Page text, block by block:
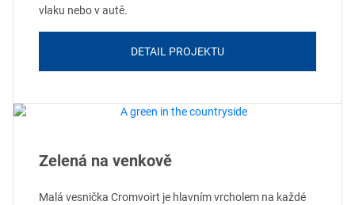
vlaku nebo v autě.
DETAIL PROJEKTU
Zelená na venkově
Malá vesnička Cromvoirt je hlavním vrcholem na každé